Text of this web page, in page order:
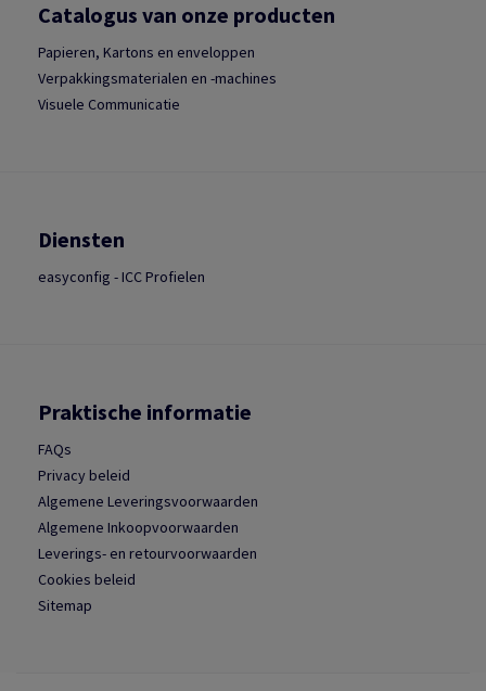
Catalogus van onze producten
Papieren, Kartons en enveloppen
Verpakkingsmaterialen en -machines
Visuele Communicatie
Diensten
easyconfig - ICC Profielen
Praktische informatie
FAQs
Privacy beleid
Algemene Leveringsvoorwaarden
Algemene Inkoopvoorwaarden
Leverings- en retourvoorwaarden
Cookies beleid
Sitemap